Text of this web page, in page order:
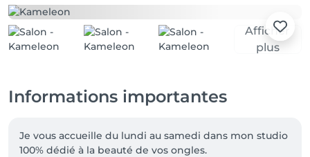
Afficher
plus
Informations importantes
Je vous accueille du lundi au samedi dans mon studio
100% dédié à la beauté de vos ongles.